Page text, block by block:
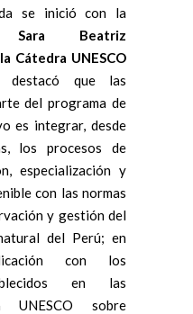
se inició con la
Sara Beatriz
Cátedra UNESCO
destacó que las
del programa de
es integrar, desde
los procesos de
especialización y
con las normas
y gestión del
del Perú; en
con los
en las
UNESCO sobre